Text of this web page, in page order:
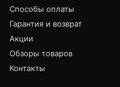
Способы оплаты
Гарантия и возврат
Акции
Обзоры товаров
Контакты